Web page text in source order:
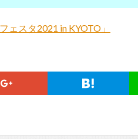
スタ2021 in KYOTO」